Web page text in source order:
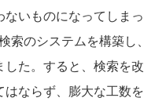
いものになってしまっ
のシステムを構築し、
た。すると、検索を改
ならず、膨大な工数を